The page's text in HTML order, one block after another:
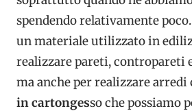
spendendo relativamente
un materiale utilizzato in
realizzare pareti, contropareti
ma anche per realizzare arredi
in cartongesso che possiamo